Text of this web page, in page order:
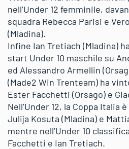
nell’Under 12 femminile,
squadra Rebecca Parisi e
(Mladina).
Infine Ian Tretiach (Mladina)
start Under 10 maschile su
ed Alessandro Armellin
(Made2 Win Trenteam) ha
Ester Facchetti (Orsago) e
Nell’Under 12, la Coppa Italia
Julija Kosuta (Mladina) e
mentre nell’Under 10
Facchetti e Ian Tretiach.